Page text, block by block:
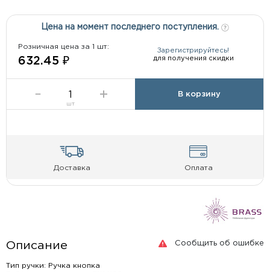
Цена на момент последнего поступления.
Розничная цена за 1 шт:
632.45 ₽
Зарегистрируйтесь!
для получения скидки
шт
В корзину
Доставка Оплата
Сообщить об ошибке
Описание
Тип ручки: Ручка кнопка